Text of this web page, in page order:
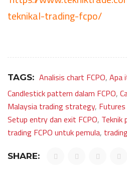
teknikal-trading-fcpo/
TAGS: Analisis chart FCPO, Apa
Candlestick pattern dalam FCPO,
Malaysia trading strategy,
Setup entry dan exit FCPO, Teknik
trading FCPO untuk pemula,
SHARE: